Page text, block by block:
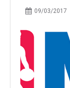
09/03/2017